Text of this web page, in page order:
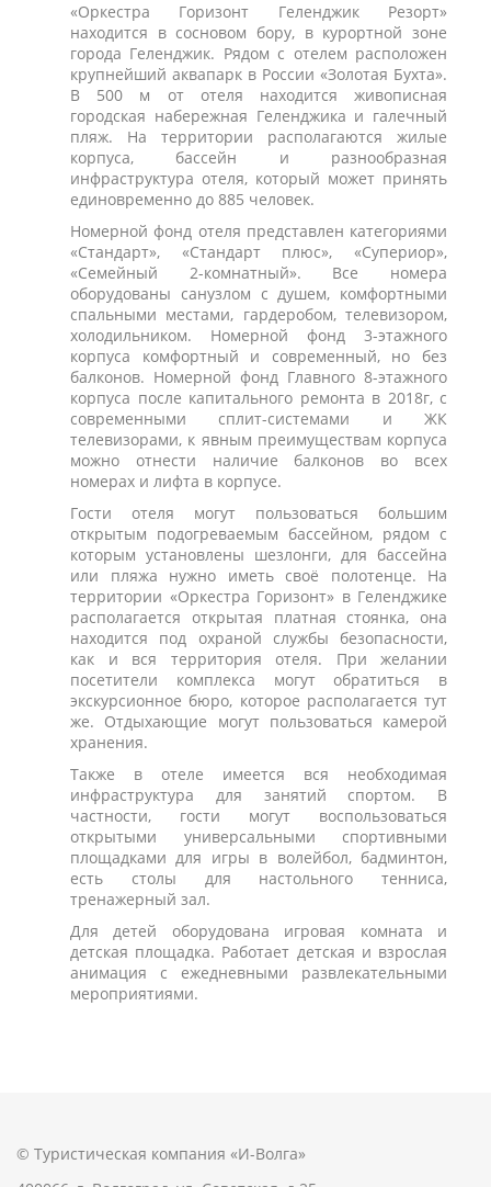
«Оркестра Горизонт Геленджик Резорт»
находится в сосновом бору, в курортной зоне
города Геленджик. Рядом с отелем расположен
крупнейший аквапарк в России «Золотая Бухта».
В 500 м от отеля находится живописная
городская набережная Геленджика и галечный
пляж. На территории располагаются жилые
корпуса, бассейн и разнообразная
инфраструктура отеля, который может принять
единовременно до 885 человек.
Номерной фонд отеля представлен категориями
«Стандарт», «Стандарт плюс», «Супериор»,
«Семейный 2-комнатный». Все номера
оборудованы санузлом с душем, комфортными
спальными местами, гардеробом, телевизором,
холодильником. Номерной фонд 3-этажного
корпуса комфортный и современный, но без
балконов. Номерной фонд Главного 8-этажного
корпуса после капитального ремонта в 2018г, с
современными сплит-системами и ЖК
телевизорами, к явным преимуществам корпуса
можно отнести наличие балконов во всех
номерах и лифта в корпусе.
Гости отеля могут пользоваться большим
открытым подогреваемым бассейном, рядом с
которым установлены шезлонги, для бассейна
или пляжа нужно иметь своё полотенце. На
территории «Оркестра Горизонт» в Геленджике
располагается открытая платная стоянка, она
находится под охраной службы безопасности,
как и вся территория отеля. При желании
посетители комплекса могут обратиться в
экскурсионное бюро, которое располагается тут
же. Отдыхающие могут пользоваться камерой
хранения.
Также в отеле имеется вся необходимая
инфраструктура для занятий спортом. В
частности, гости могут воспользоваться
открытыми универсальными спортивными
площадками для игры в волейбол, бадминтон,
есть столы для настольного тенниса,
тренажерный зал.
Для детей оборудована игровая комната и
детская площадка. Работает детская и взрослая
анимация с ежедневными развлекательными
мероприятиями.
© Туристическая компания «И-Волга»